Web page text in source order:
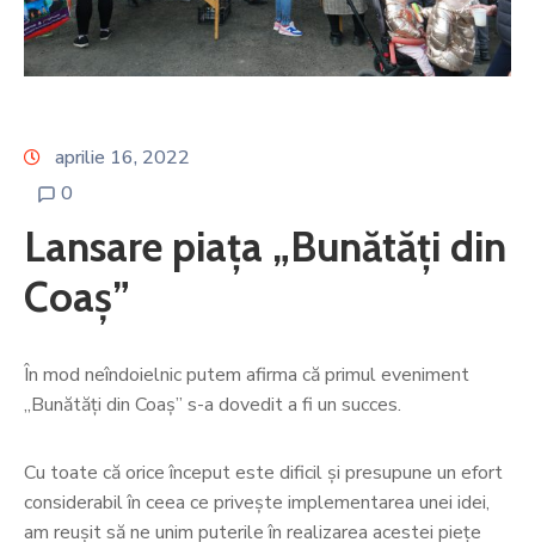
Proiecte
Și
Investiții
Contact
aprilie 16, 2022
0
Lansare piața „Bunătăți din
Coaș”
În mod neîndoielnic putem afirma că primul eveniment
„Bunătăți din Coaș” s-a dovedit a fi un succes.
Cu toate că orice început este dificil și presupune un efort
considerabil în ceea ce privește implementarea unei idei,
am reușit să ne unim puterile în realizarea acestei piețe